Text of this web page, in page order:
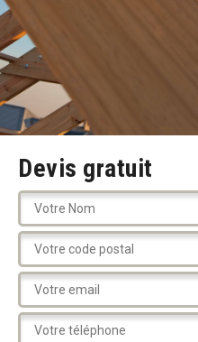
Devis gratuit